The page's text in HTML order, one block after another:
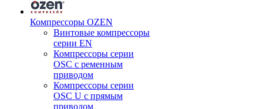
Компрессоры OZEN
Винтовые компрессоры
серии EN
Компрессоры серии
OSC с ременным
приводом
Компрессоры серии
OSC U с прямым
приводом